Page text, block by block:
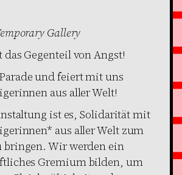
Gallery
Gegenteil von Angst!
und feiert mit uns
aus aller Welt!
ist es, Solidarität mit
aus aller Welt zum
bringen. Wir werden ein
Gremium bilden, um